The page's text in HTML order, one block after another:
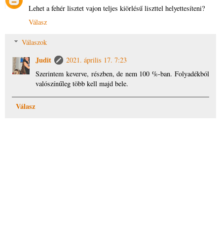
Lehet a fehér lisztet vajon teljes kiörlésű liszttel helyettesíteni?
Válasz
Válaszok
Judit
2021. április 17. 7:23
Szerintem keverve, részben, de nem 100 %-ban. Folyadékból
valószínűleg több kell majd bele.
Válasz